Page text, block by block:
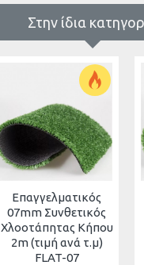
Στην ίδια
Επαγγελματικός
07mm Συνθετικός
Χλοοτάπητας Κήπου
2m (τιμή ανά τ.μ)
FLAT-07